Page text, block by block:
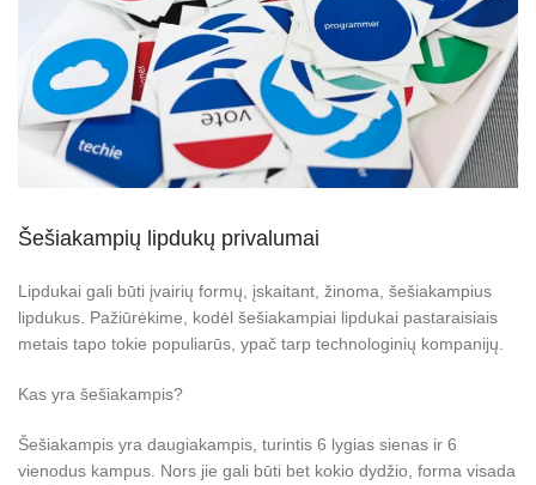
Šešiakampių lipdukų privalumai
Lipdukai gali būti įvairių formų, įskaitant, žinoma, šešiakampius
lipdukus. Pažiūrėkime, kodėl šešiakampiai lipdukai pastaraisiais
metais tapo tokie populiarūs, ypač tarp technologinių kompanijų.
Kas yra šešiakampis?
Šešiakampis yra daugiakampis, turintis 6 lygias sienas ir 6
vienodus kampus. Nors jie gali būti bet kokio dydžio, forma visada